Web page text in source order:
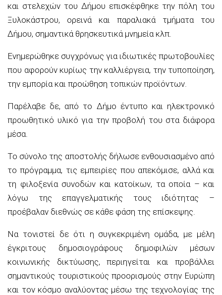
και στελεχών του Δήμου επισκέφθηκε την πόλη του
Ξυλοκάστρου, ορεινά και παραλιακά τμήματα του
Δήμου, σημαντικά θρησκευτικά μνημεία κλπ.
Ενημερώθηκε συγχρόνως για ιδιωτικές πρωτοβουλίες
που αφορούν κυρίως την καλλιέργεια, την τυποποίηση,
την εμπορία και προώθηση τοπικών προϊόντων.
Παρέλαβε δε, από το Δήμο έντυπο και ηλεκτρονικό
προωθητικό υλικό για την προβολή του στα διάφορα
μέσα.
Το σύνολο της αποστολής δήλωσε ενθουσιασμένο από
το πρόγραμμα, τις εμπειρίες που απεκόμισε, αλλά και
τη φιλοξενία συνοδών και κατοίκων, τα οποία – και
λόγω της επαγγελματικής τους ιδιότητας –
προέβαλαν διεθνώς σε κάθε φάση της επίσκεψης.
Να τονιστεί δε ότι η συγκεκριμένη ομάδα, με μέλη
έγκριτους δημοσιογράφους δημοφιλών μέσων
κοινωνικής δικτύωσης, περιηγείται και προβάλλει
σημαντικούς τουριστικούς προορισμούς στην Ευρώπη
και τον κόσμο αναλύοντας μέσω της τεχνολογίας της